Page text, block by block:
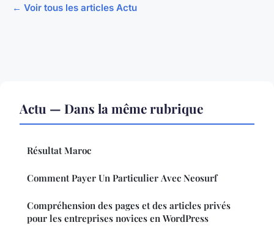
← Voir tous les articles Actu
Actu — Dans la même rubrique
Résultat Maroc
Comment Payer Un Particulier Avec Neosurf
Compréhension des pages et des articles privés
pour les entreprises novices en WordPress